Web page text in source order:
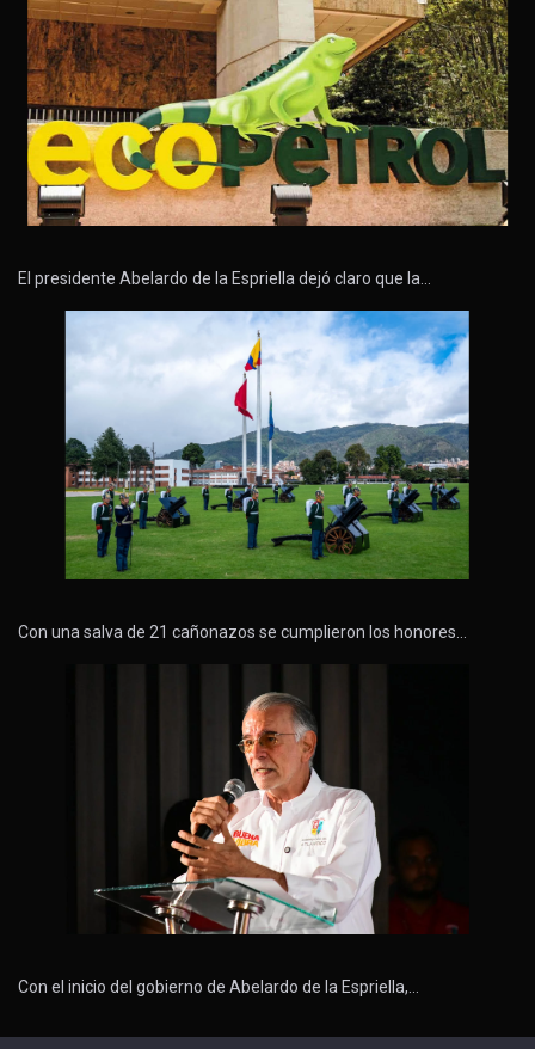
El presidente Abelardo de la Espriella dejó claro que la…
Con una salva de 21 cañonazos se cumplieron los honores…
Con el inicio del gobierno de Abelardo de la Espriella,…